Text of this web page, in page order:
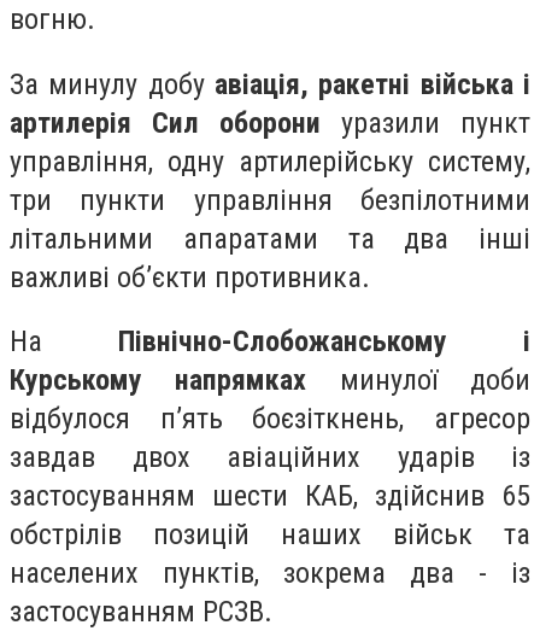
вогню.
За минулу добу авіація, ракетні війська і
артилерія Сил оборони уразили пункт
управління, одну артилерійську систему,
три пункти управління безпілотними
літальними апаратами та два інші
важливі об’єкти противника.
На Північно-Слобожанському і
Курському напрямках минулої доби
відбулося п’ять боєзіткнень, агресор
завдав двох авіаційних ударів із
застосуванням шести КАБ, здійснив 65
обстрілів позицій наших військ та
населених пунктів, зокрема два - із
застосуванням РСЗВ.